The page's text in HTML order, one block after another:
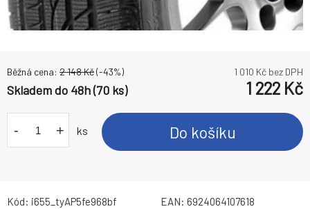
Běžná cena: 2 148Kč(-43%) 1 010 Kč bez DPH
Skladem do 48h (70 ks) 1 222 Kč
- + ks Do košíku
Kód: i655_tyAP5fe968bf EAN: 6924064107618